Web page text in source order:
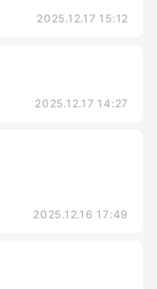
2025.12.17 15:12
2025.12.17 14:27
2025.12.16 17:49